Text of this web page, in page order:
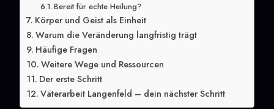
Bereit für echte Heilung?
Körper und Geist als Einheit
Warum die Veränderung langfristig trägt
Häufige Fragen
Weitere Wege und Ressourcen
Der erste Schritt
Väterarbeit Langenfeld – dein nächster Schritt